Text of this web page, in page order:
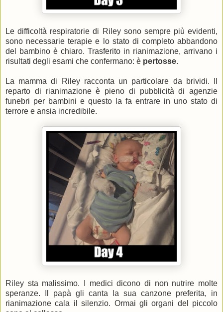
Le difficoltà respiratorie di Riley sono sempre più evidenti,
sono necessarie terapie e lo stato di completo abbandono
del bambino è chiaro. Trasferito in rianimazione, arrivano i
risultati degli esami che confermano: è pertosse.
La mamma di Riley racconta un particolare da brividi. Il
reparto di rianimazione è pieno di pubblicità di agenzie
funebri per bambini e questo la fa entrare in uno stato di
terrore e ansia incredibile.
Riley sta malissimo. I medici dicono di non nutrire molte
speranze. Il papà gli canta la sua canzone preferita, in
rianimazione cala il silenzio. Ormai gli organi del piccolo